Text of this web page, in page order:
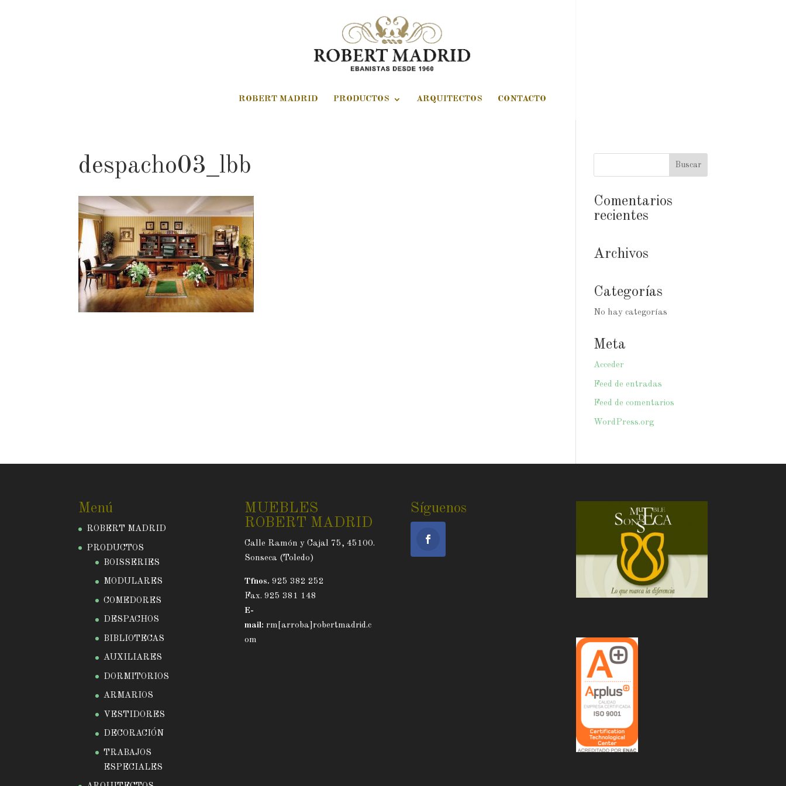
ROBERT MADRID PRODUCTOS ARQUITECTOS CONTACTO
despacho03_lbb
Comentarios
recientes
Archivos
Categorías
No hay categorías
Meta
Acceder
Feed de entradas
Feed de comentarios
WordPress.org
Menú
ROBERT MADRID
PRODUCTOS
BOISSERIES
MODULARES
COMEDORES
DESPACHOS
BIBLIOTECAS
AUXILIARES
DORMITORIOS
ARMARIOS
VESTIDORES
DECORACIÓN
TRABAJOS
ESPECIALES
MUEBLES
ROBERT MADRID
Calle Ramón y Cajal 75, 45100.
Sonseca (Toledo)
Tfnos. 925 382 252
Fax. 925 381 148
E-
mail: rm[arroba]robertmadrid.c
om
Síguenos